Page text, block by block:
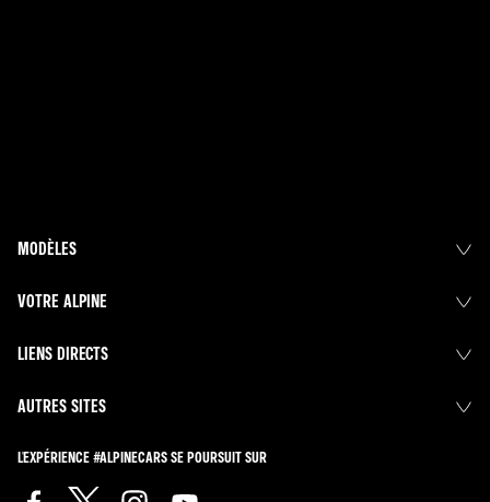
MODÈLES
VOTRE ALPINE
LIENS DIRECTS
AUTRES SITES
L'EXPÉRIENCE #ALPINECARS SE POURSUIT SUR